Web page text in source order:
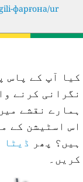
фарғона/ur/
کیا آپ کے پاس
نگرانی کرنے
ہمارے نقشے
اس اسٹیشن کے
ہیں؟ پھر ڈیٹا
کریں۔